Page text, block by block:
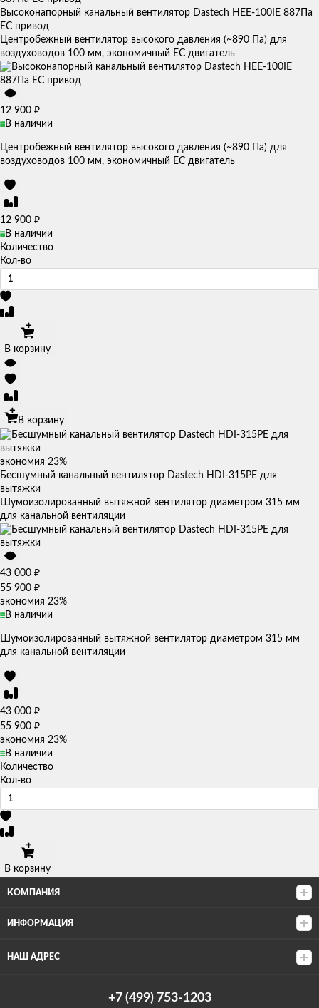
Высоконапорный канальный вентилятор Dastech HEE-100IE 887Па
EC привод
Центробежный вентилятор высокого давления (~890 Па) для
воздуховодов 100 мм, экономичный EC двигатель
12 900 ₽
В наличии
Центробежный вентилятор высокого давления (~890 Па) для
воздуховодов 100 мм, экономичный EC двигатель
12 900 ₽
В наличии
Количество
Кол-во
В корзину
В корзину
экономия 23%
Бесшумный канальный вентилятор Dastech HDI-315PE для
вытяжки
Шумоизолированный вытяжной вентилятор диаметром 315 мм
для канальной вентиляции
43 000 ₽
55 900 ₽
экономия 23%
В наличии
Шумоизолированный вытяжной вентилятор диаметром 315 мм
для канальной вентиляции
43 000 ₽
55 900 ₽
экономия 23%
В наличии
Количество
Кол-во
В корзину
КОМПАНИЯ
ИНФОРМАЦИЯ
НАШ АДРЕС
+7 (499) 753-1203